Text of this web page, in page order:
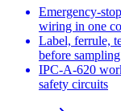
Emergency-
wiring in one
Label, ferrule,
before sampling
IPC-A-620
safety circuits